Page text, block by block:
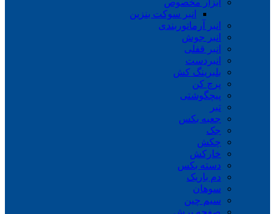
انبر سوکت بنزین
انبر آرماتوربندی
انبر جوش
انبر قفلی
انبردست
بلبرینگ کش
پرچ کن
پیچگوشتی
تبر
جعبه بکس
جک
چکش
خارکش
دسته بکس
دم باریک
سوهان
سیم چین
صفحه برش